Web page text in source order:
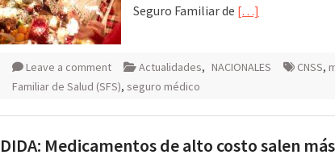
Seguro Familiar de […]
Leave a comment Actualidades, NACIONALES CNSS,
Familiar de Salud (SFS), seguro médico
DIDA: Medicamentos de alto costo salen